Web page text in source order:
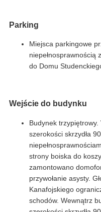
Parking
Miejsca parkingowe
niepełnosprawnością
do Domu
Wejście do budynku
Budynek
szerokości skrzydła
strony boiska do
zamontowano
przywołanie asysty.
Kanafojskiego
schodów. Wewnątrz